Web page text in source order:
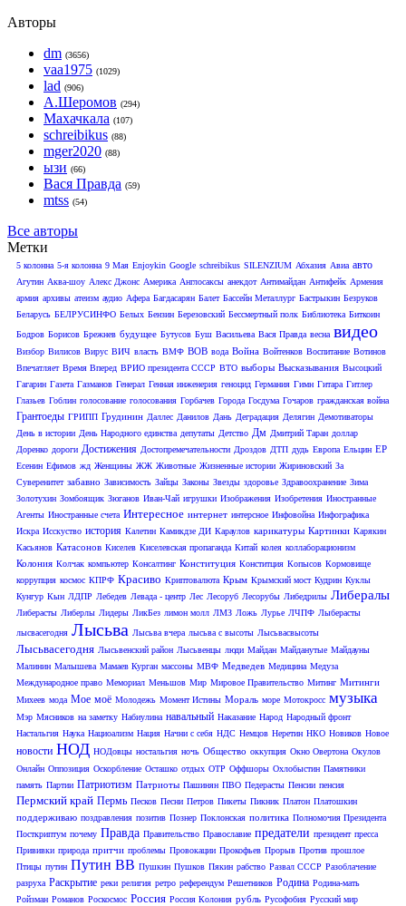
Авторы
dm (3656)
vaa1975 (1029)
lad (906)
А.Шеромов (294)
Махачкала (107)
schreibikus (88)
mger2020 (88)
ызи (66)
Вася Правда (59)
mtss (54)
Все авторы
Метки
5 колонна 5-я колонна 9 Мая Enjoykin Google schreibikus SILENZIUM Абхазия Авиа авто
Агутин Аква-шоу Алекс Джонс Америка Англосаксы анекдот Антимайдан Антифейк Армения
армия архивы атеизм аудио Афера Багдасарян Балет Бассейн Металлург Бастрыкин Безруков
Беларусь БЕЛРУСИНФО Белых Бензин Березовский Бессмертный полк Библиотека Биткоин
Бодров Борисов Брежнев будущее Бутусов Буш Васильева Вася Правда весна видео
Визбор Вилисов Вирус ВИЧ власть ВМФ ВОВ вода Война Войтенков Воспитание Вотинов
Впечатляет Время Вперед ВРИО президента СССР ВТО выборы Высказывания Высоцкий
Гагарин Газета Газманов Генерал Генная инженерия геноцид Германия Гимн Гитара Гитлер
Глазьев Гоблин голосование голосования Горбачев Города Госдума Гочаров гражданская война
Грантоеды ГРИПП Грудинин Даллес Данилов Дань Деградация Делягин Демотиваторы
День в истории День Народного единства депутаты Детство Дм Дмитрий Таран доллар
Доренко дороги Достижения Достопремечательности Дроздов ДТП дудь Европа Ельцин ЕР
Есенин Ефимов жд Женщины ЖЖ Животные Жизненные истории Жириновский За
Суверенитет забавно Зависимость Зайцы Законы Звезды здоровье Здравоохранение Зима
Золотухин Зомбоящик Зюганов Иван-Чай игрушки Изображения Изобретения Иностранные
Агенты Иностранные счета Интересное интернет интерсное Инфовойна Инфографика
Искра Исскуство история Калетин Камикдзе ДИ Караулов карикатуры Картинки Карякин
Касьянов Катасонов Киселев Киселевская пропаганда Китай колея коллаборационизм
Колония Колчак компьютер Консалтинг Конституция Конститция Копысов Кормовище
коррупция космос КПРФ Красиво Криптовалюта Крым Крымский мост Кудрин Куклы
Кунгур Кын ЛДПР Лебедев Левада - центр Лес Лесоруб Лесорубы Либедрилы Либералы
Либерасты Либерлы Лидеры ЛикБез лимон молл ЛМЗ Ложь Лурье ЛЧПФ Лыберасты
лысвасегодня Лысьва Лысьва вчера лысьва с высоты Лысьвасвысоты
Лысьвасегодня Лысьвенский район Лысьвенцы люди Майдан Майданутые Майдауны
Малинин Малышева Мамаев Курган массоны МВФ Медведев Медицина Медуза
Международное право Мемориал Меньшов Мир Мировое Правительство Митинг Митинги
Михеев мода Мое моё Молодежь Момент Истины Мораль море Мотокросс музыка
Мэр Мясников на заметку Набиулина навальный Наказание Народ Народный фронт
Настальгия Наука Нациоализм Нация Начни с себя НДС Немцов Неретин НКО Новиков Новое
новости НОД НОДовцы ностальгия ночь Общество оккупция Окно Овертона Окулов
Онлайн Оппозиция Оскорбление Осташко отдых ОТР Оффшоры Охлобыстин Памятники
память Партии Патриотизм Патриоты Пашинян ПВО Педерасты Пенсии пенсия
Пермский край Пермь Песков Песни Петров Пикеты Пикник Платон Платошкин
поддерживаю поздравления позитив Познер Поклонская политика Полномочия Президента
Посткриптум почему Правда Правительство Православие предатели президент пресса
Прививки природа притчи проблемы Провокации Прокофьев Прорыв Против прошлое
Птицы путин Путин ВВ Пушкин Пушков Пякин рабство Развал СССР Разоблачение
разруха Раскрытие реки религия ретро референдум Решетников Родина Родина-мать
Ройзман Романов Роскосмос Россия Россия Колония рубль Русофобия Русский мир